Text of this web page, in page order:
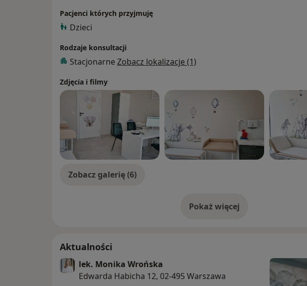
Pacjenci których przyjmuję
Dzieci
Rodzaje konsultacji
Stacjonarne Zobacz lokalizacje (1)
Zdjęcia i filmy
Zobacz galerię (6)
Pokaż więcejo doświadczeniu
Aktualności
lek. Monika Wrońska
Edwarda Habicha 12, 02-495 Warszawa